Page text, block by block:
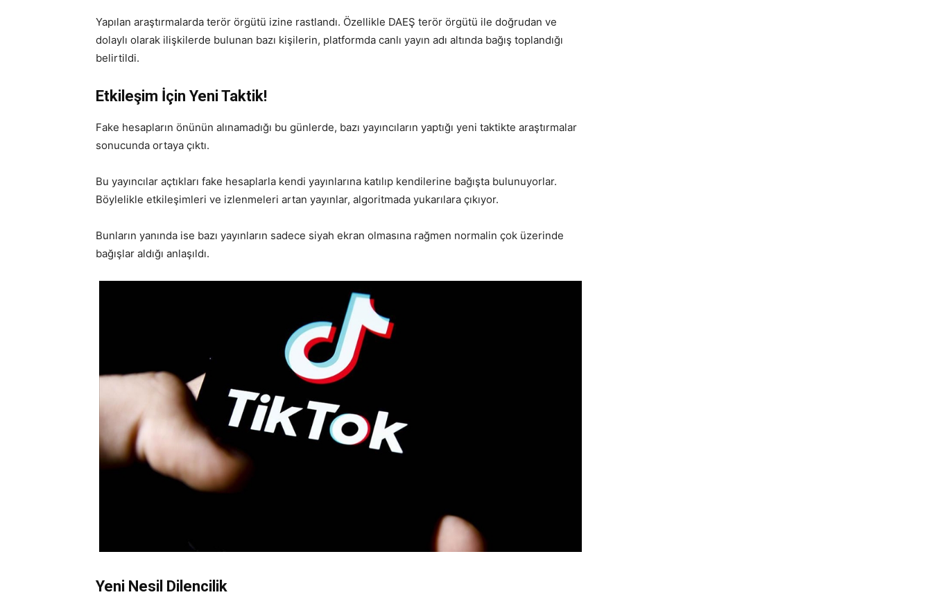
Yapılan araştırmalarda terör örgütü izine rastlandı. Özellikle DAEŞ terör örgütü ile doğrudan ve
dolaylı olarak ilişkilerde bulunan bazı kişilerin, platformda canlı yayın adı altında bağış toplandığı
belirtildi.
Etkileşim İçin Yeni Taktik!
Fake hesapların önünün alınamadığı bu günlerde, bazı yayıncıların yaptığı yeni taktikte araştırmalar
sonucunda ortaya çıktı.
Bu yayıncılar açtıkları fake hesaplarla kendi yayınlarına katılıp kendilerine bağışta bulunuyorlar.
Böylelikle etkileşimleri ve izlenmeleri artan yayınlar, algoritmada yukarılara çıkıyor.
Bunların yanında ise bazı yayınların sadece siyah ekran olmasına rağmen normalin çok üzerinde
bağışlar aldığı anlaşıldı.
Yeni Nesil Dilencilik